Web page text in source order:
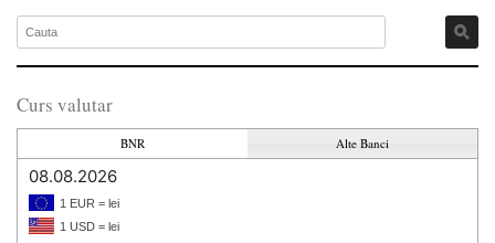
Curs valutar
BNR Alte Banci
08.08.2026
1 EUR = lei
1 USD = lei